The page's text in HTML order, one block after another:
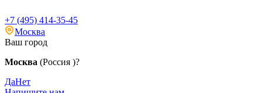
+7 (495) 414-35-45
Москва
Ваш город
Москва (Россия )?
ДаНет